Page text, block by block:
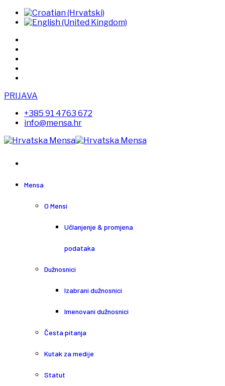
PRIJAVA
+385 91 4763 672
info@mensa.hr
Mensa
O Mensi
Učlanjenje & promjena
podataka
Dužnosnici
Izabrani dužnosnici
Imenovani dužnosnici
Česta pitanja
Kutak za medije
Statut